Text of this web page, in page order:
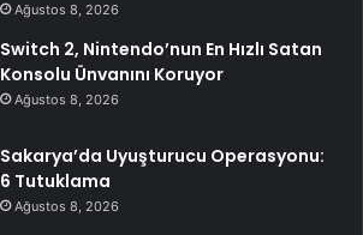
Ağustos 8, 2026
Switch 2, Nintendo’nun En Hızlı Satan
Konsolu Ünvanını Koruyor
Ağustos 8, 2026
Sakarya’da Uyuşturucu Operasyonu:
6 Tutuklama
Ağustos 8, 2026